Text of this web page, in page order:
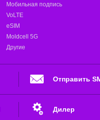
Мобильная подпись
VoLTE
eSIM
Moldcell 5G
Другие
Отправить
Дилер